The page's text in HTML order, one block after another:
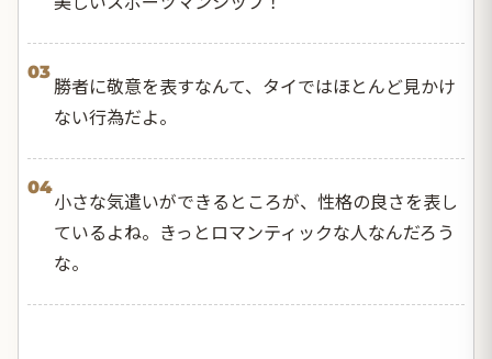
03
勝者に敬意を表すなんて、タイではほとんど見かけ
ない行為だよ。
04
小さな気遣いができるところが、性格の良さを表し
ているよね。きっとロマンティックな人なんだろう
な。